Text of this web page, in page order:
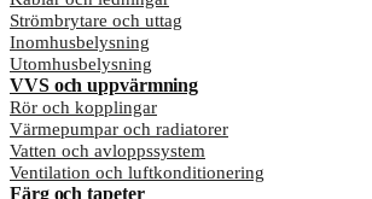
Strömbrytare och uttag
Inomhusbelysning
Utomhusbelysning
VVS och uppvärmning
Rör och kopplingar
Värmepumpar och radiatorer
Vatten och avloppssystem
Ventilation och luftkonditionering
Färg och tapeter